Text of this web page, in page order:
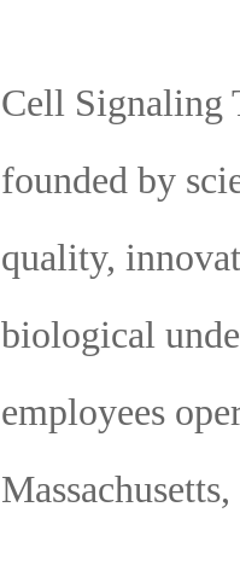
Cell Signaling
founded by
quality,
biological
employees